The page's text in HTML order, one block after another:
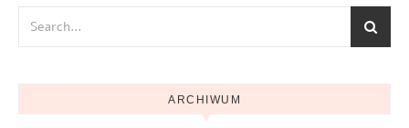
ARCHIWUM